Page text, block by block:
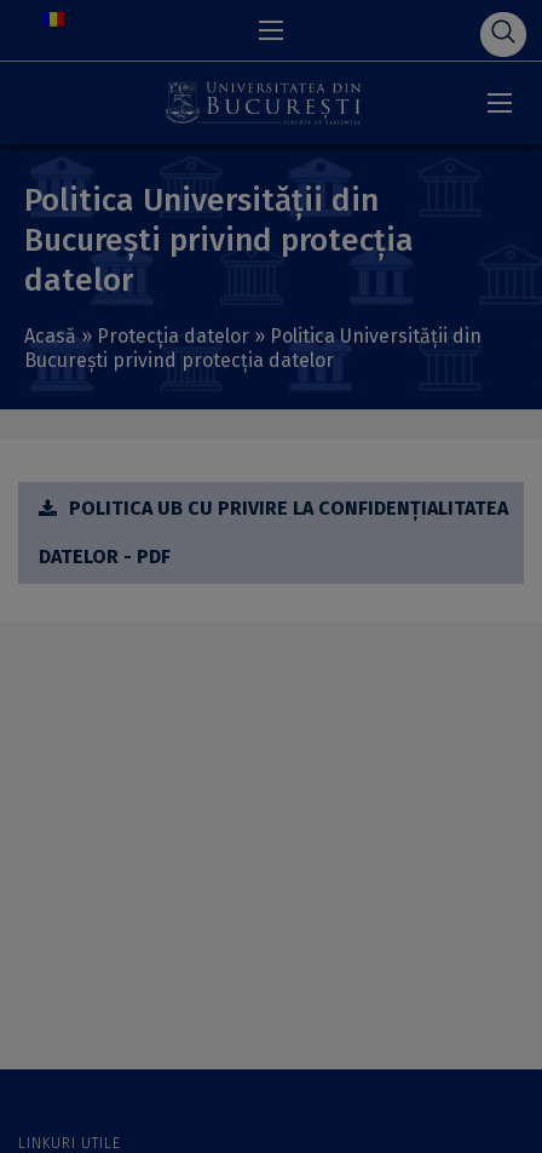
Politica Universității din
București privind protecția
datelor
Acasă » Protecția datelor » Politica Universității din
București privind protecția datelor
POLITICA UB CU PRIVIRE LA CONFIDENŢIALITATEA
DATELOR - PDF
LINKURI UTILE